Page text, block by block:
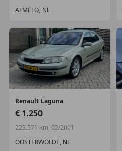
ALMELO, NL
Renault Laguna
€ 1.250
225.571 km, 02/2001
OOSTERWOLDE, NL